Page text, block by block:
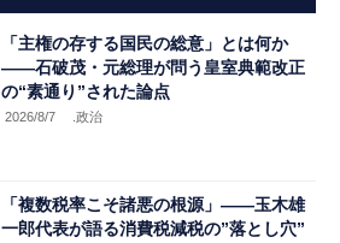
「主権の存する国民の総意」とは何か
――石破茂・元総理が問う皇室典範改正
の“素通り”された論点
2026/8/7 .政治
「複数税率こそ諸悪の根源」――玉木雄
一郎代表が語る消費税減税の”落とし穴”